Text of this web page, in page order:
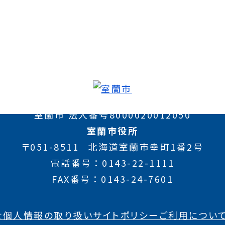
室蘭市 法人番号8000020012050
室蘭市役所
〒051-8511
北海道室蘭市幸町1番2号
電話番号
0143-22-1111
FAX番号
0143-24-7601
個人情報の取り扱いサイトポリシーご利用について